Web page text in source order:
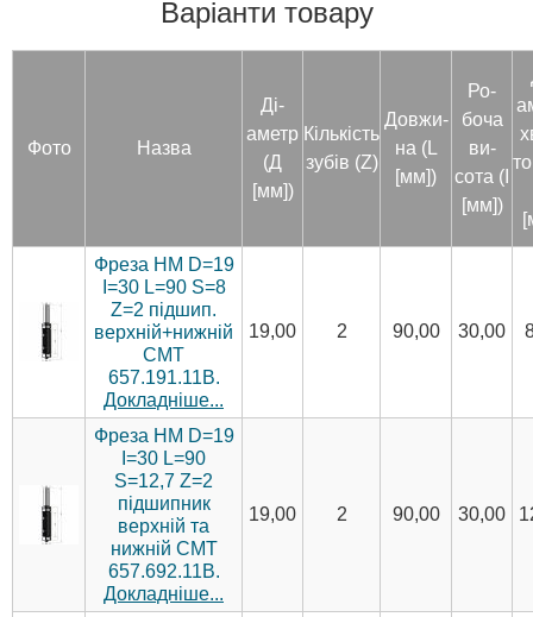
Варіанти товару
Фото Назва
Ді­
аметр
(Д
[мм])
Кількість
зу­бів (Z)
Дов­жи­
на (L
[мм])
Ро­
боча
ви­
сота (I
[мм])
Фреза HM D=19
I=30 L=90 S=8
Z=2 підшип.
верхній+нижній
CMT
657.191.11B.
Докладніше...
19,00 2 90,00 30,00
Фреза HM D=19
I=30 L=90
S=12,7 Z=2
підшипник
верхній та
нижній CMT
657.692.11B.
Докладніше...
19,00 2 90,00 30,00